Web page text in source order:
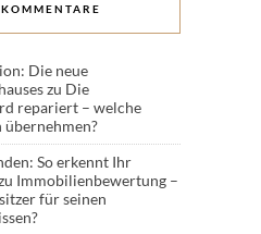
Die neue
zu Die
repariert – welche
So erkennt Ihr
Immobilienbewertung –
für seinen